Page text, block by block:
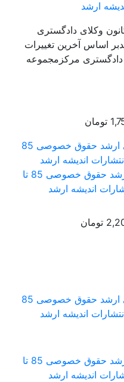
ارشد
وکلای دادگستری
اساس آخرین تغییرات
مرکزمجموعه
بانک سوالات کارشناسی ارشد حقوق خصوصی 85 تا
بانک سوالات کارشناسی ارشد حقوق خصوصی 85 تا